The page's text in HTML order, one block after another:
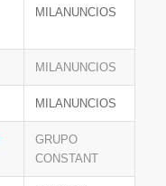
MILANUNCIOS
MILANUNCIOS
MILANUNCIOS
GRUPO
CONSTANT